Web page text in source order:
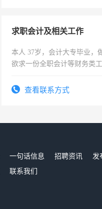
求职会计及相关工作
本人 37岁，会计大专毕业，
欲求一份全职会计等财务类
查看联系方式
一句话信息 招聘资讯 发
联系我们